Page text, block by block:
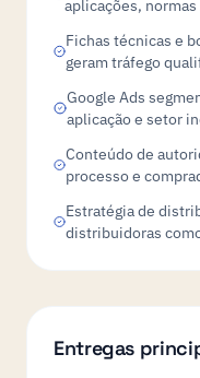
aplicações, normas
Fichas técnicas e
geram tráfego
Google Ads
aplicação e setor
Conteúdo de
processo e
Estratégia de
distribuidoras
Entregas